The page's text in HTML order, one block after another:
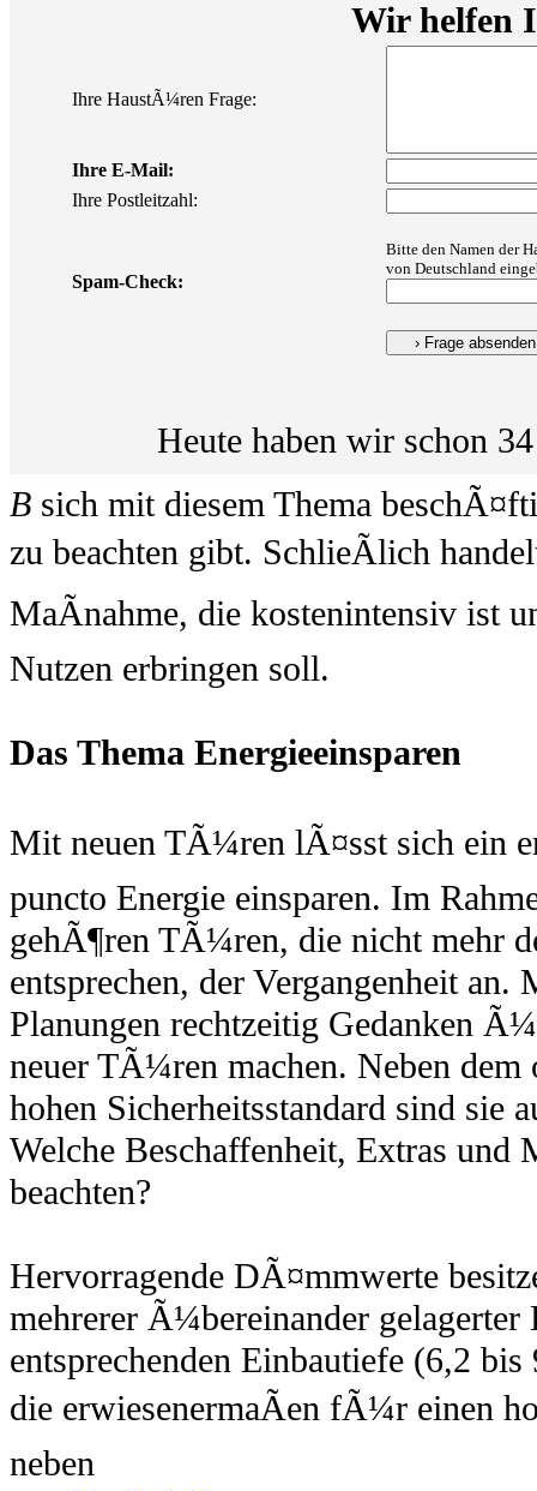
Wir helfen
Ihre HaustÃ¼ren Frage:
Ihre E-Mail:
Ihre Postleitzahl:
Spam-Check:
Bitte den Namen der
von Deutschland
Heute haben wir schon
B sich mit diesem Thema
zu beachten gibt. SchlieÃlich
MaÃnahme, die kostenintensiv ist
Nutzen erbringen soll.
Das Thema Energieeinsparen
Mit neuen TÃ¼ren lÃ¤sst sich ein
puncto Energie einsparen. Im
gehÃ¶ren TÃ¼ren, die nicht mehr
entsprechen, der Vergangenheit an.
Planungen rechtzeitig Gedanken
neuer TÃ¼ren machen. Neben dem
hohen Sicherheitsstandard sind sie
Welche Beschaffenheit, Extras und
beachten?
Hervorragende DÃ¤mmwerte
mehrerer Ã¼bereinander gelagerter
entsprechenden Einbautiefe (6,2
die erwiesenermaÃen fÃ¼r einen
neben